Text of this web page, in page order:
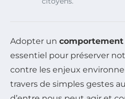
Adopter un comportement
essentiel pour préserver
contre les enjeux
travers de simples gestes